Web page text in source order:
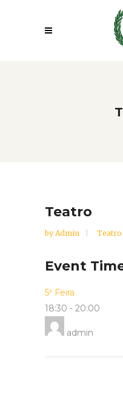
Teatro
by Admin Teatro
Event
5ª Feira
18:30 - 20:00
admin